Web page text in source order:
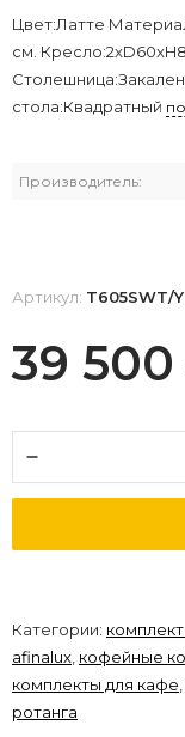
Цвет:Латте
см.
стола:Квадратный
Производитель:
Артикул: T605SWT/
39 500
Категории:
afinalux кофейные
комплекты для кафе
ротанга